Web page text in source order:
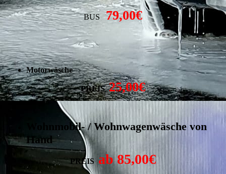
BUS79,00€
Motorwäsche
PREIS 25,00€
Wohnmobil- / Wohnwagenwäsche von
Hand
PREIS ab 85,00€